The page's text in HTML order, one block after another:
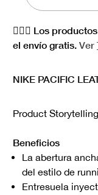
🏋🏻‍♀️ Los
el envío gratis. Ver
NIKE PACIFIC
Product
Beneficios
La abertura
del estilo de
Entresuela